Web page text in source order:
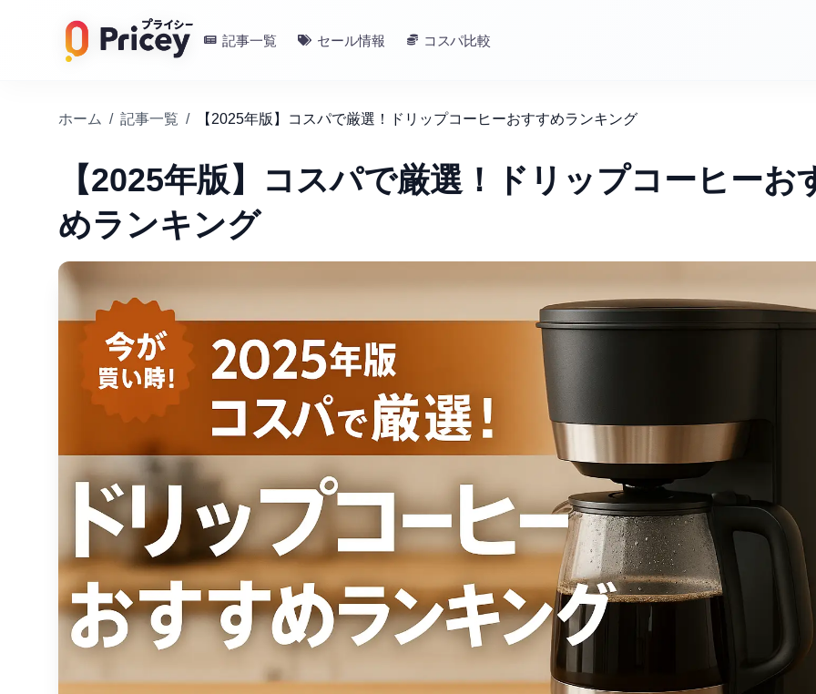
記事一覧 セール情報 コスパ比較
ホーム / 記事一覧 / 【2025年版】コスパで厳選！ドリップコーヒーおすすめランキング
【2025年版】コスパで厳選！ドリップコーヒーお
めランキング